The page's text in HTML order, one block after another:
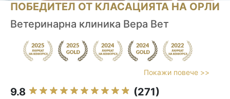
ПОБЕДИТЕЛ ОТ КЛАСАЦИЯТА НА ОРЛИ
Ветеринарна клиника Вера Вет
Покажи повече >>
9.8 (271)